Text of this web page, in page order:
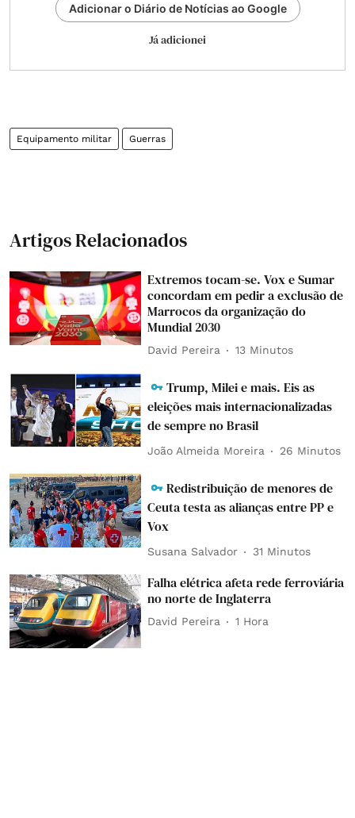
Adicionar o Diário de Notícias ao Google
Já adicionei
Equipamento militar Guerras
Artigos Relacionados
Extremos tocam-se. Vox e Sumar
concordam em pedir a exclusão de
Marrocos da organização do
Mundial 2030
David Pereira 13 Minutos
Trump, Milei e mais. Eis as
eleições mais internacionalizadas
de sempre no Brasil
João Almeida Moreira 26 Minutos
Redistribuição de menores de
Ceuta testa as alianças entre PP e
Vox
Susana Salvador 31 Minutos
Falha elétrica afeta rede ferroviária
no norte de Inglaterra
David Pereira 1 Hora